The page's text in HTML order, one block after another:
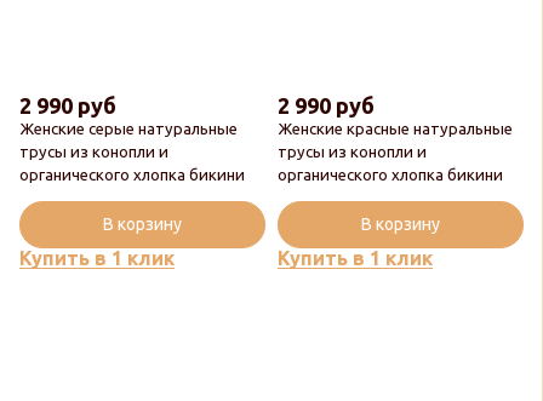
Женские серые натуральные
трусы из конопли и
органического хлопка бикини
2 990 руб
Купить в 1 клик
В корзину
Женские красные натуральные
трусы из конопли и
органического хлопка бикини
2 990 руб
Купить в 1 клик
В корзину